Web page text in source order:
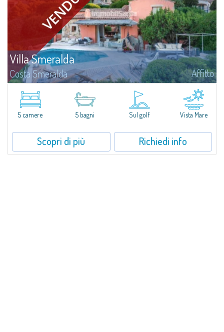
Villa Smeralda
Costa Smeralda Affitto
Villa Smeralda, a firma del celebre Architetto Jean Claude Lesuisse, si
affaccia in posizione dominante sulla baia del Pevero, con una vista
panoramica sul mare e sulle colline di Pantogia. La proprietà fa parte di
un...5 camere 5 bagni Sul golf Vista Mare
Scopri di più Richiedi info